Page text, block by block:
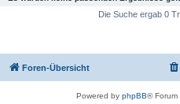
Die Suche ergab 0
Foren-Übersicht
Powered by phpBB® Forum